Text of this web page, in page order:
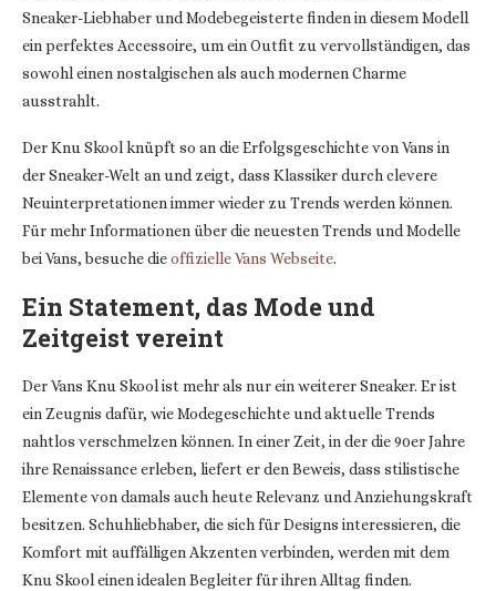
Sneaker-Liebhaber und Modebegeisterte finden in diesem Modell
ein perfektes Accessoire, um ein Outfit zu vervollständigen, das
sowohl einen nostalgischen als auch modernen Charme
ausstrahlt.
Der Knu Skool knüpft so an die Erfolgsgeschichte von Vans in
der Sneaker-Welt an und zeigt, dass Klassiker durch clevere
Neuinterpretationen immer wieder zu Trends werden können.
Für mehr Informationen über die neuesten Trends und Modelle
bei Vans, besuche dieoffizielle Vans Webseite.
Ein Statement, das Mode und
Zeitgeist vereint
Der Vans Knu Skool ist mehr als nur ein weiterer Sneaker. Er ist
ein Zeugnis dafür, wie Modegeschichte und aktuelle Trends
nahtlos verschmelzen können. In einer Zeit, in der die 90er Jahre
ihre Renaissance erleben, liefert er den Beweis, dass stilistische
Elemente von damals auch heute Relevanz und Anziehungskraft
besitzen. Schuhliebhaber, die sich für Designs interessieren, die
Komfort mit auffälligen Akzenten verbinden, werden mit dem
Knu Skool einen idealen Begleiter für ihren Alltag finden.